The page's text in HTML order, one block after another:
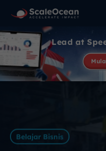
Lead at
Belajar Bisnis